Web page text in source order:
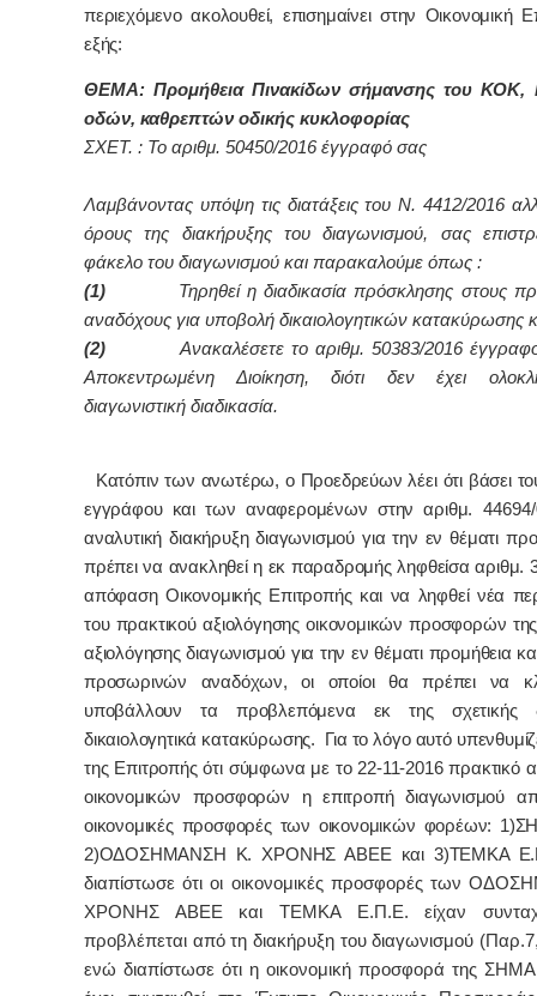
περιεχόμενο ακολουθεί, επισημαίνει στην Οικονομική
εξής:
ΘΕΜΑ: Προμήθεια Πινακίδων σήμανσης του ΚΟΚ,
οδών, καθρεπτών οδικής κυκλοφορίας
ΣΧΕΤ. : Το αριθμ. 50450/2016 έγγραφό σας
Λαμβάνοντας υπόψη τις διατάξεις του Ν. 4412/2016
όρους της διακήρυξης του διαγωνισμού, σας
φάκελο του διαγωνισμού και παρακαλούμε όπως :
(1)
Τηρηθεί η διαδικασία πρόσκλησης στους
αναδόχους για υποβολή δικαιολογητικών κατακύρωσης
(2)
Ανακαλέσετε το αριθμ. 50383/2016
Αποκεντρωμένη Διοίκηση, διότι δεν έχει
διαγωνιστική διαδικασία.
Κατόπιν των ανωτέρω, ο Προεδρεύων λέει ότι βάσει
εγγράφου και των αναφερομένων στην αριθμ.
αναλυτική διακήρυξη διαγωνισμού για την εν θέματι
πρέπει να ανακληθεί η εκ παραδρομής ληφθείσα αριθμ.
απόφαση Οικονομικής Επιτροπής και να ληφθεί νέα
του πρακτικού αξιολόγησης οικονομικών προσφορών
αξιολόγησης διαγωνισμού για την εν θέματι προμήθεια
προσωρινών αναδόχων, οι οποίοι θα πρέπει να
υποβάλλουν τα προβλεπόμενα εκ της σχετικής
δικαιολογητικά κατακύρωσης. Για το λόγο αυτό
της Επιτροπής ότι σύμφωνα με το 22-11-2016 πρακτικό
οικονομικών προσφορών η επιτροπή διαγωνισμού
οικονομικές προσφορές των οικονομικών φορέων:
2)ΟΔΟΣΗΜΑΝΣΗ Κ. ΧΡΟΝΗΣ ΑΒΕΕ και 3)ΤΕΜΚΑ
διαπίστωσε ότι οι οικονομικές προσφορές των
ΧΡΟΝΗΣ ΑΒΕΕ και ΤΕΜΚΑ Ε.Π.Ε. είχαν
προβλέπεται από τη διακήρυξη του διαγωνισμού
ενώ διαπίστωσε ότι η οικονομική προσφορά της